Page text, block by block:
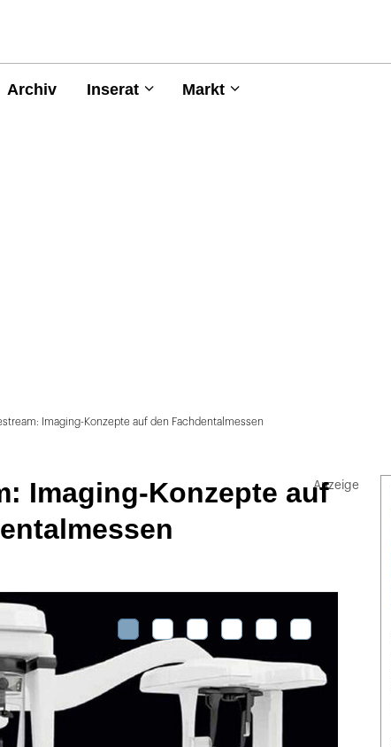
Archiv Inserat Markt
Imaging-Konzepte auf den Fachdentalmessen
Imaging-Konzepte auf